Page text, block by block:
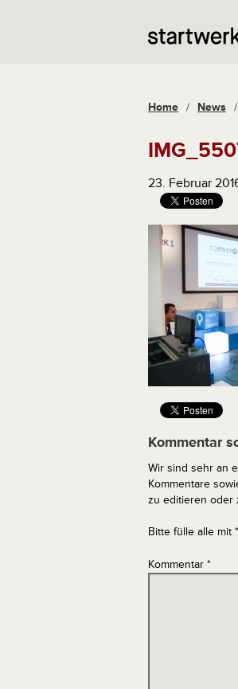
Home / News /
23. Februar
Kommentar
Wir sind sehr an
Kommentare
zu editieren oder
Bitte fülle alle mit
Kommentar *